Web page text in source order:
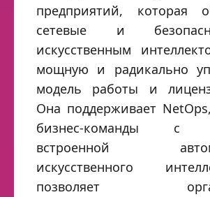
предприятий, которая
сетевые и
искусственным
мощную и радикально
модель работы и
Она поддерживает
бизнес-команды с
встроенной
искусственного
позволяет